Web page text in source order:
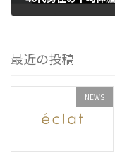
最近の投稿
NEWS